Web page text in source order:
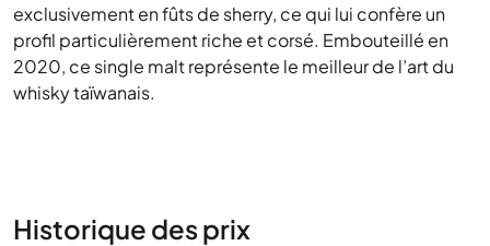
exclusivement en fûts de sherry, ce qui lui confère un
profil particulièrement riche et corsé. Embouteillé en
2020, ce single malt représente le meilleur de l’art du
whisky taïwanais.
Historique des prix